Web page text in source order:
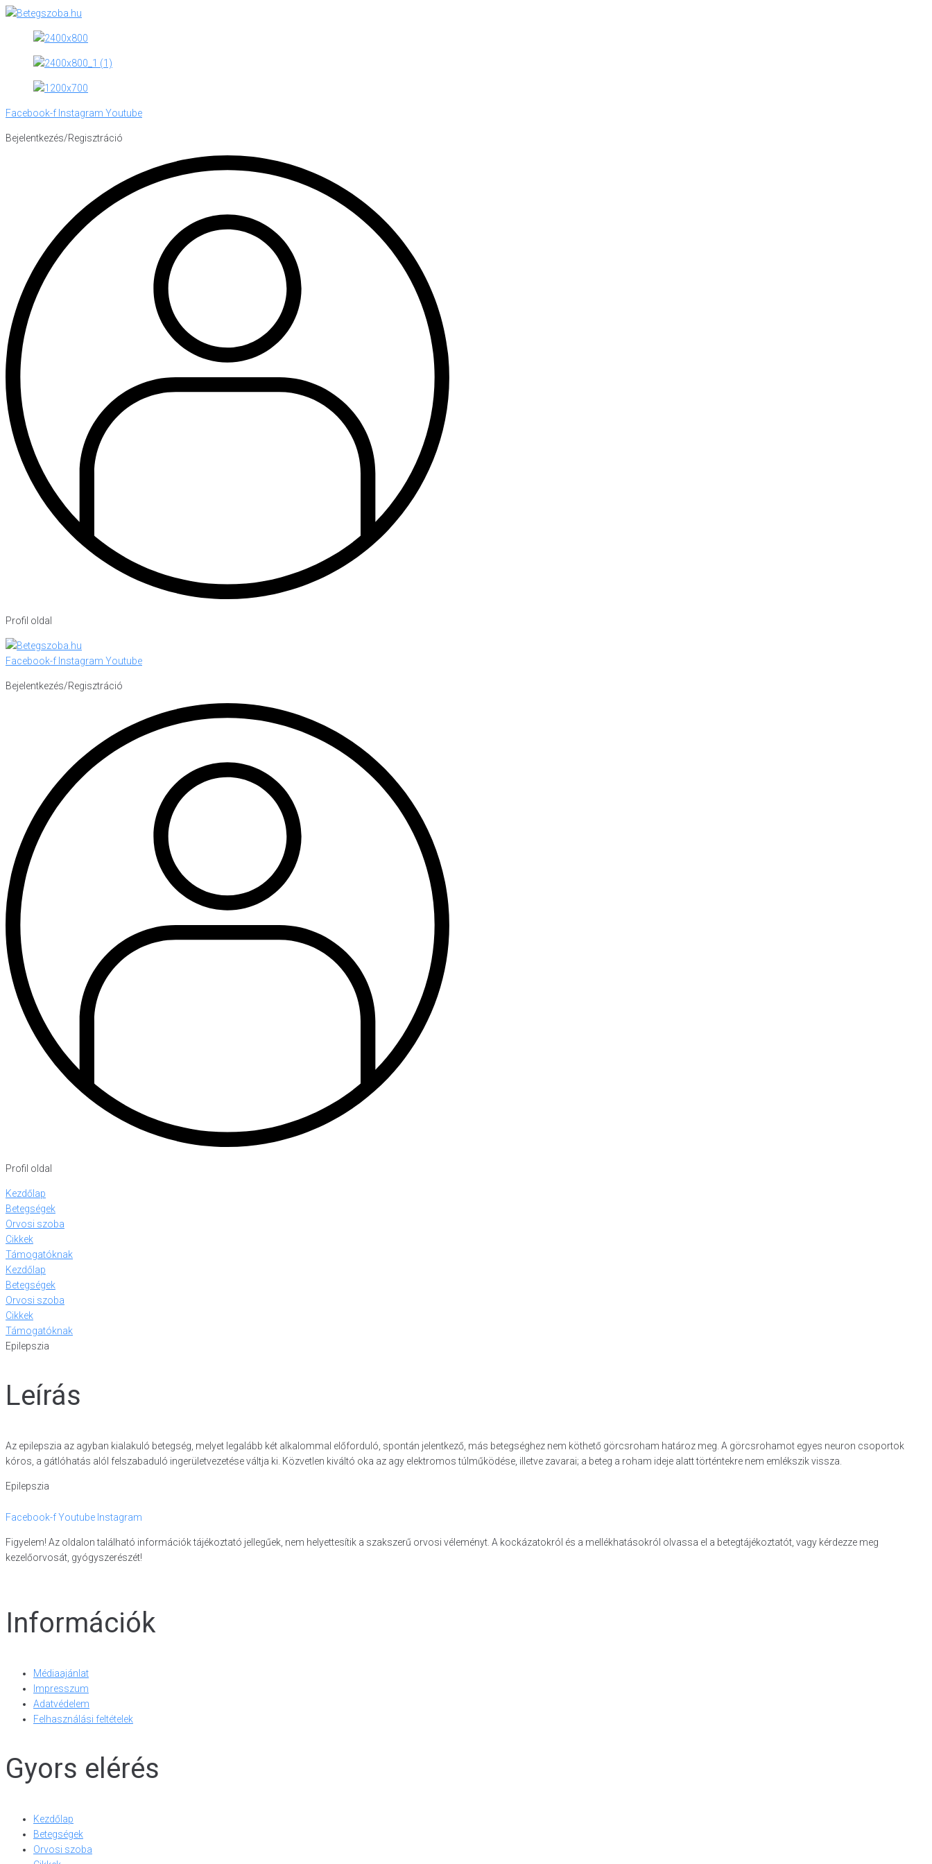
Skip
content
Facebook-f Instagram Youtube
Bejelentkezés/Regisztráció
Profil oldal
Facebook-f Instagram Youtube
Bejelentkezés/Regisztráció
Profil oldal
Kezdőlap
Betegségek
Orvosi szoba
Cikkek
Támogatóknak
Kezdőlap
Betegségek
Orvosi szoba
Cikkek
Támogatóknak
Epilepszia
Leírás
Az epilepszia az agyban kialakuló betegség, melyet legalább két alkalommal előforduló, spontán jelentkező, más betegséghez nem köthető görcsroham határoz meg. A görcsrohamot egyes neuron csoportok
kóros, a gátlóhatás alól felszabaduló ingerületvezetése váltja ki. Közvetlen kiváltó oka az agy elektromos túlműködése, illetve zavarai; a beteg a roham ideje alatt történtekre nem emlékszik vissza.
Epilepszia
Facebook-fYoutube Instagram
Figyelem! Az oldalon található információk tájékoztató jellegűek, nem helyettesítik a szakszerű orvosi véleményt. A kockázatokról és a mellékhatásokról olvassa el a betegtájékoztatót, vagy kérdezze meg
kezelőorvosát, gyógyszerészét!
Információk
Médiaajánlat
Impresszum
Adatvédelem
Felhasználási feltételek
Gyors elérés
Kezdőlap
Betegségek
Orvosi szoba